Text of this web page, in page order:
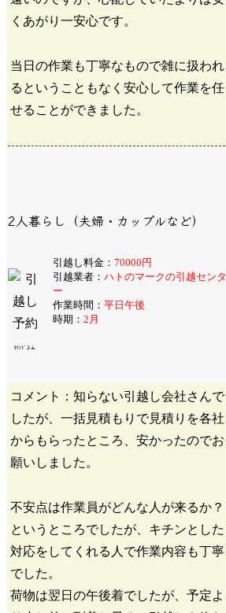
くあがり一安心です。
当日の作業も丁寧なもので雑に扱われ
るということもなく安心して作業を任
せることができました。
2人暮らし（夫婦・カップルなど）
ﾀﾂﾝﾄﾞさん
引越し料金： 70000円
引越業者： ハトのマークの引越センタ
ー
作業時間： 平日午後
時期： 2月
コメント：知らない引越し会社さんで
したが、一括見積もりで見積りを各社
からもらったところ、安かったのでお
願いしました。
不安点は作業員がどんな人が来るか？
というところでしたが、キチンとした
対応をしてくれる人で作業内容も丁寧
でした。
荷物は翌日の午後着でしたが、予定よ